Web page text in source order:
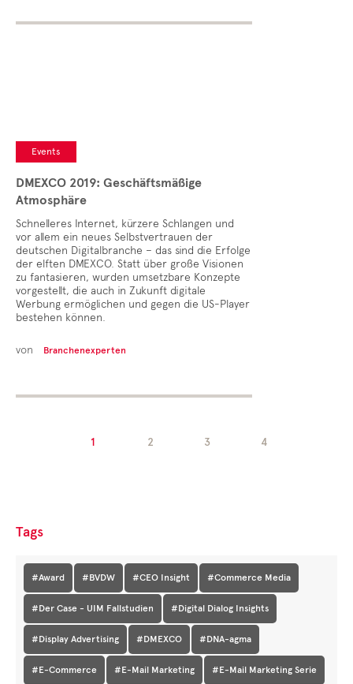
Events
DMEXCO 2019: Geschäftsmäßige
Atmosphäre
Schnelleres Internet, kürzere Schlangen und
vor allem ein neues Selbstvertrauen der
deutschen Digitalbranche – das sind die Erfolge
der elften DMEXCO. Statt über große Visionen
zu fantasieren, wurden umsetzbare Konzepte
vorgestellt, die auch in Zukunft digitale
Werbung ermöglichen und gegen die US-Player
bestehen können.
von Branchenexperten
1 2 3 4
Tags
#Award #BVDW #CEO Insight #Commerce Media
#Der Case - UIM Fallstudien #Digital Dialog Insights
#Display Advertising #DMEXCO #DNA-agma
#E-Commerce #E-Mail Marketing #E-Mail Marketing Serie